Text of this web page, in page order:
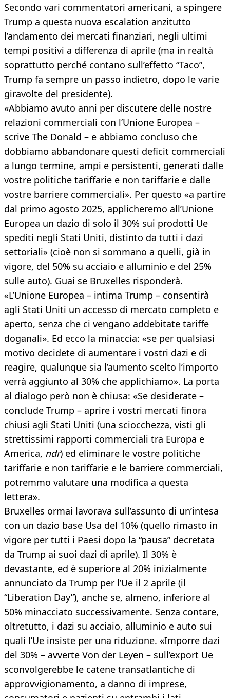
Secondo vari commentatori americani, a spingere
Trump a questa nuova escalation anzitutto
l’andamento dei mercati finanziari, negli ultimi
tempi positivi a differenza di aprile (ma in realtà
soprattutto perché contano sull’effetto “Taco”,
Trump fa sempre un passo indietro, dopo le varie
giravolte del presidente).
«Abbiamo avuto anni per discutere delle nostre
relazioni commerciali con l’Unione Europea –
scrive The Donald – e abbiamo concluso che
dobbiamo abbandonare questi deficit commerciali
a lungo termine, ampi e persistenti, generati dalle
vostre politiche tariffarie e non tariffarie e dalle
vostre barriere commerciali». Per questo «a partire
dal primo agosto 2025, applicheremo all’Unione
Europea un dazio di solo il 30% sui prodotti Ue
spediti negli Stati Uniti, distinto da tutti i dazi
settoriali» (cioè non si sommano a quelli, già in
vigore, del 50% su acciaio e alluminio e del 25%
sulle auto). Guai se Bruxelles risponderà.
«L’Unione Europea – intima Trump – consentirà
agli Stati Uniti un accesso di mercato completo e
aperto, senza che ci vengano addebitate tariffe
doganali». Ed ecco la minaccia: «se per qualsiasi
motivo decidete di aumentare i vostri dazi e di
reagire, qualunque sia l’aumento scelto l’importo
verrà aggiunto al 30% che applichiamo». La porta
al dialogo però non è chiusa: «Se desiderate –
conclude Trump – aprire i vostri mercati finora
chiusi agli Stati Uniti (una sciocchezza, visti gli
strettissimi rapporti commerciali tra Europa e
America, ndr) ed eliminare le vostre politiche
tariffarie e non tariffarie e le barriere commerciali,
potremmo valutare una modifica a questa
lettera».
Bruxelles ormai lavorava sull’assunto di un’intesa
con un dazio base Usa del 10% (quello rimasto in
vigore per tutti i Paesi dopo la “pausa” decretata
da Trump ai suoi dazi di aprile). Il 30% è
devastante, ed è superiore al 20% inizialmente
annunciato da Trump per l’Ue il 2 aprile (il
“Liberation Day”), anche se, almeno, inferiore al
50% minacciato successivamente. Senza contare,
oltretutto, i dazi su acciaio, alluminio e auto sui
quali l’Ue insiste per una riduzione. «Imporre dazi
del 30% – avverte Von der Leyen – sull’export Ue
sconvolgerebbe le catene transatlantiche di
approvvigionamento, a danno di imprese,